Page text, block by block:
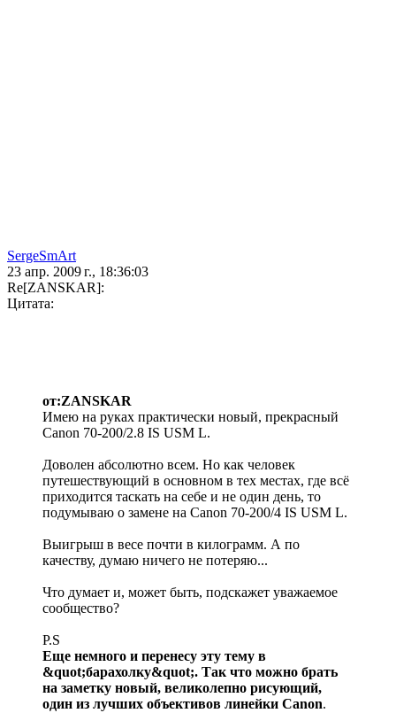
SergeSmArt
23 апр. 2009 г., 18:36:03
Re[ZANSKAR]:
Цитата:
от:ZANSKAR
Имею на руках практически новый, прекрасный
Canon 70-200/2.8 IS USM L.
Доволен абсолютно всем. Но как человек
путешествующий в основном в тех местах, где всё
приходится таскать на себе и не один день, то
подумываю о замене на Canon 70-200/4 IS USM L.
Выигрыш в весе почти в килограмм. А по
качеству, думаю ничего не потеряю...
Что думает и, может быть, подскажет уважаемое
сообщество?
P.S
Еще немного и перенесу эту тему в
&quot;барахолку&quot;. Так что можно брать
на заметку новый, великолепно рисующий,
один из лучших объективов линейки Canon.